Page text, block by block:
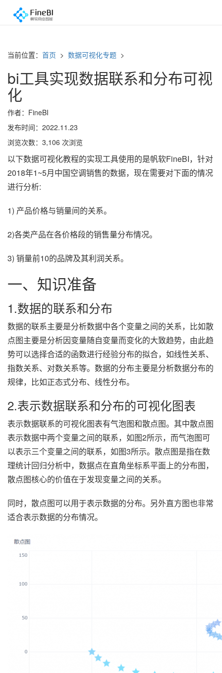
当前位置： 首页 > 数据可视化专题 >
bi工具实现数据联系和分布可视
化
作者：FineBI
发布时间：2022.11.23
浏览次数：3,106 次浏览
以下数据可视化教程的实现工具使用的是帆软FineBI，针对
2018年1~5月中国空调销售的数据，现在需要对下面的情况
进行分析:
1) 产品价格与销量间的关系。
2)各类产品在各价格段的销售量分布情况。
3) 销量前10的品牌及其利润关系。
一、知识准备
1.数据的联系和分布
数据的联系主要是分析数据中各个变量之间的关系，比如散
点图主要是分析因变量随自变量而变化的大致趋势，由此趋
势可以选择合适的函数进行经验分布的拟合，如线性关系、
指数关系、对数关系等。数据的分布主要是分析数据分布的
规律，比如正态式分布、线性分布。
2.表示数据联系和分布的可视化图表
表示数据联系的可视化图表有气泡图和散点图。其中散点图
表示数据中两个变量之间的联系，如图2所示，而气泡图可
以表示三个变量之间的联系，如图3所示。散点图是指在数
理统计回归分析中，数据点在直角坐标系平面上的分布图，
散点图核心的价值在于发现变量之间的关系。
同时，散点图可以用于表示数据的分布。另外直方图也非常
适合表示数据的分布情况。